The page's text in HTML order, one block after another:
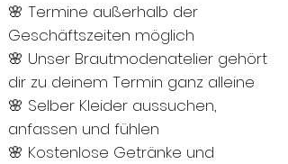
🌸 Termine außerhalb der
Geschäftszeiten möglich
🌸 Unser Brautmodenatelier gehört
dir zu deinem Termin ganz alleine
🌸 Selber Kleider aussuchen,
anfassen und fühlen
🌸 Kostenlose Getränke und